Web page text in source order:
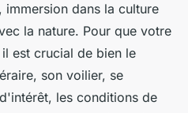
immersion dans la culture
la nature. Pour que votre
est crucial de bien le
son voilier, se
les conditions de